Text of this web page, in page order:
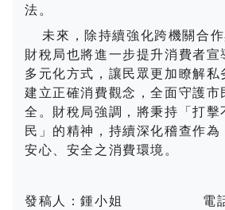
法。
未來，除持續強化跨機關合作
財稅局也將進一步提升消費者宣
多元化方式，讓民眾更加瞭解私
建立正確消費觀念，全面守護市
全。財稅局強調，將秉持「打擊
民」的精神，持續深化稽查作為
安心、安全之消費環境。
發稿人：鍾小姐 電話：